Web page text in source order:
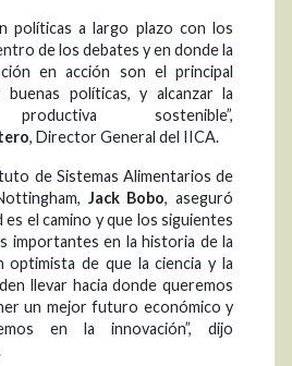
políticas a largo plazo con los
de los debates y en donde la
en acción son el principal
políticas, y alcanzar la
productiva sostenible”,
, Director General del IICA.
de Sistemas Alimentarios de
Jack Bobo, aseguró
es el camino y que los siguientes
importantes en la historia de la
optimista de que la ciencia y la
llevar hacia donde queremos
un mejor futuro económico y
en la innovación”, dijo